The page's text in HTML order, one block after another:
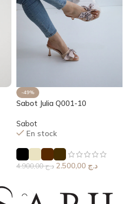
-49%
Sabot Julia Q001-10
Sabot
En stock
د.ج4.900,00 د.ج